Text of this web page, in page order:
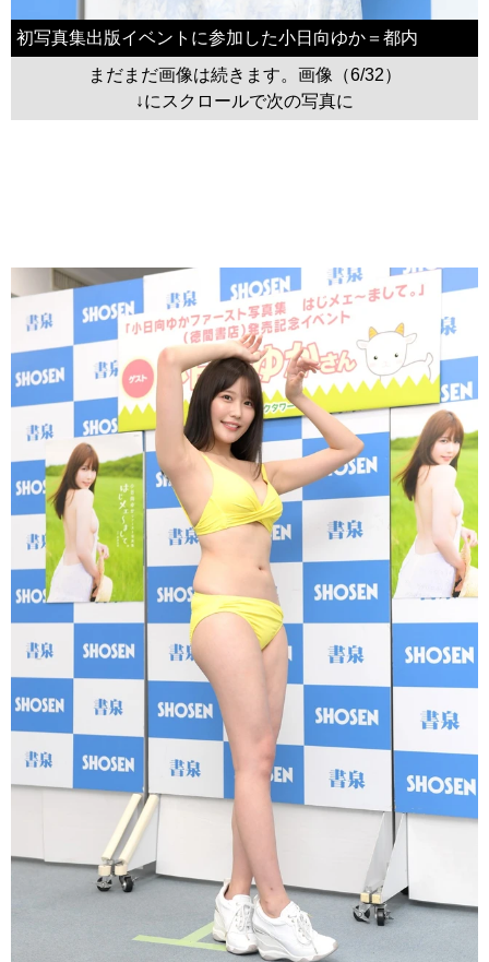
初写真集出版イベントに参加した小日向ゆか＝都内
まだまだ画像は続きます。画像（6/32）
↓にスクロールで次の写真に